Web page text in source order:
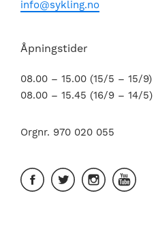
info@sykling.no
Åpningstider
08.00 – 15.00 (15/5 – 15/9)
08.00 – 15.45 (16/9 – 14/5)
Orgnr. 970 020 055